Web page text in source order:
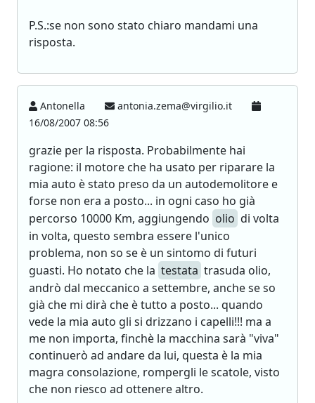
P.S.:se non sono stato chiaro mandami una
risposta.
Antonella
antonia.zema@virgilio.it
16/08/2007 08:56
grazie per la risposta. Probabilmente hai
ragione: il motore che ha usato per riparare la
mia auto è stato preso da un autodemolitore e
forse non era a posto... in ogni caso ho già
percorso 10000 Km, aggiungendo olio di volta
in volta, questo sembra essere l'unico
problema, non so se è un sintomo di futuri
guasti. Ho notato che la testata trasuda olio,
andrò dal meccanico a settembre, anche se so
già che mi dirà che è tutto a posto... quando
vede la mia auto gli si drizzano i capelli!!! ma a
me non importa, finchè la macchina sarà "viva"
continuerò ad andare da lui, questa è la mia
magra consolazione, rompergli le scatole, visto
che non riesco ad ottenere altro.